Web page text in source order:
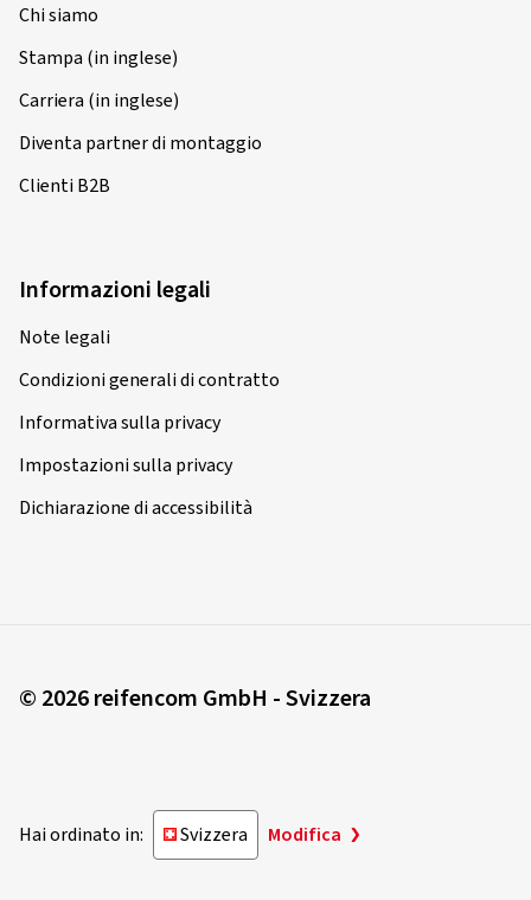
Chi siamo
Stampa (in inglese)
Carriera (in inglese)
Diventa partner di montaggio
Clienti B2B
Informazioni legali
Note legali
Condizioni generali di contratto
Informativa sulla privacy
Impostazioni sulla privacy
Dichiarazione di accessibilità
© 2026 reifencom GmbH - Svizzera
Hai ordinato in: Svizzera Modifica